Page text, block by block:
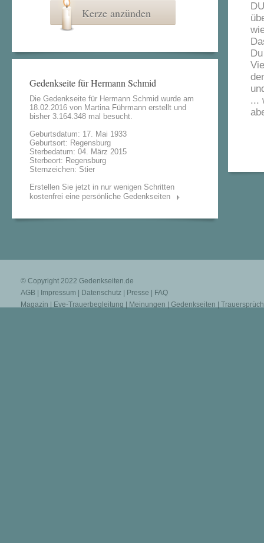
...
Kerze anzünden
Gedenkseite für Hermann Schmid
Die Gedenkseite für Hermann Schmid wurde am
18.02.2016 von Martina Führmann erstellt und
bisher 3.164.348 mal besucht.
Geburtsdatum: 17. Mai 1933
Geburtsort: Regensburg
Sterbedatum: 04. März 2015
Sterbeort: Regensburg
Sternzeichen: Stier
Erstellen Sie jetzt in nur wenigen Schritten
kostenfrei eine persönliche Gedenkseiten
© Copyright 2022 Gedenkseiten.de
AGB
Impressum Datenschutz Presse
FAQ
Magazin
Eve-Trauerbegleitung Meinungen Gedenkseiten